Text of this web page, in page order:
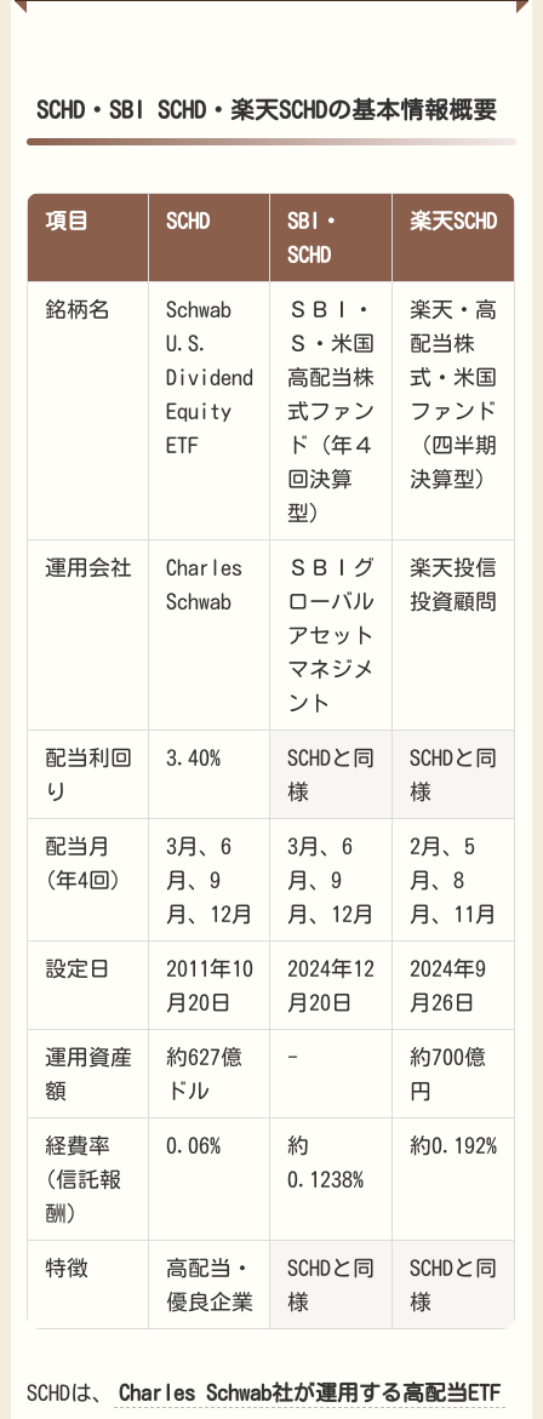
SCHD・SBI SCHD・楽天SCHDの基本情報概要
項目 SCHD
SBI・
SCHD
楽天SCHD
銘柄名
Schwab
U.S.
Dividend
Equity
ETF
ＳＢＩ・
Ｓ・米国
高配当株
式ファン
ド（年４
回決算
型）
楽天・高
配当株
式・米国
ファンド
（四半期
決算型）
運用会社
Charles
Schwab
ＳＢＩグ
ローバル
アセット
マネジメ
ント
楽天投信
投資顧問
配当利回
り
3.40%
SCHDと同
様
SCHDと同
様
配当月
(年4回)
3月、6
月、9
月、12月
3月、6
月、9
月、12月
2月、5
月、8
月、11月
設定日
2011年10
月20日
2024年12
月20日
2024年9
月26日
運用資産
額
約627億
ドル
-
約700億
円
経費率
(信託報
酬)
0.06%
約
0.1238%
約0.192%
特徴
高配当・
優良企業
SCHDと同
様
SCHDと同
様
SCHDは、
Charles Schwab社が運用する高配当ETF